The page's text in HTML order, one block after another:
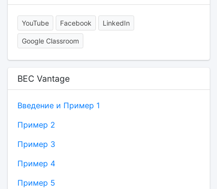
YouTube Facebook LinkedIn
Google Classroom
BEC Vantage
Введение и Пример 1
Пример 2
Пример 3
Пример 4
Пример 5